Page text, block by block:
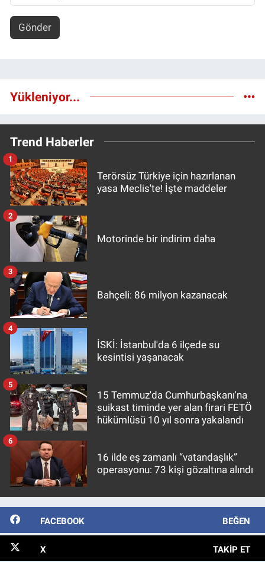
Gönder
Yükleniyor...
Trend Haberler
Terörsüz Türkiye için hazırlanan
yasa Meclis'te! İşte maddeler
1
Motorinde bir indirim daha
2
Bahçeli: 86 milyon kazanacak
3
İSKİ: İstanbul'da 6 ilçede su
kesintisi yaşanacak
4
15 Temmuz'da Cumhurbaşkanı'na
suikast timinde yer alan firari FETÖ
hükümlüsü 10 yıl sonra yakalandı
5
16 ilde eş zamanlı “vatandaşlık”
operasyonu: 73 kişi gözaltına alındı
6
FACEBOOK BEĞEN
X TAKIP ET